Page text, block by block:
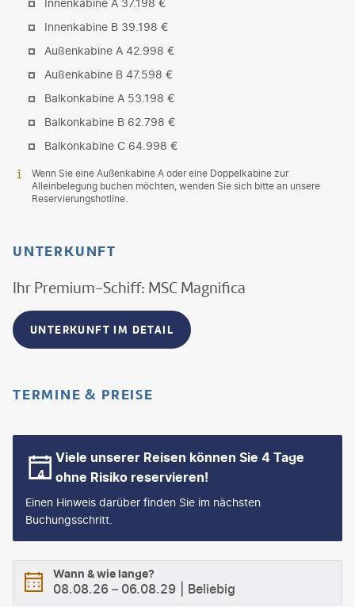
Innenkabine B 39.198 €
Außenkabine A 42.998 €
Außenkabine B 47.598 €
Balkonkabine A 53.198 €
Balkonkabine B 62.798 €
Balkonkabine C 64.998 €
Wenn Sie eine Außenkabine A oder eine Doppelkabine zur
Alleinbelegung buchen möchten, wenden Sie sich bitte an unsere
Reservierungshotline.
UNTERKUNFT
Ihr Premium-Schiff: MSC Magnifica
UNTERKUNFT IM DETAIL
TERMINE & PREISE
Viele unserer Reisen können Sie 4 Tage
ohne Risiko reservieren!
Einen Hinweis darüber finden Sie im nächsten
Buchungsschritt.
Wann & wie lange?
08.08.26 – 06.08.29 Beliebig